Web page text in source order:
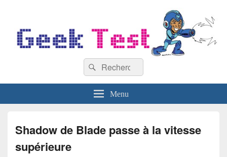
Recherche :
Rechercher
Menu
Shadow de Blade passe à la vitesse
supérieure